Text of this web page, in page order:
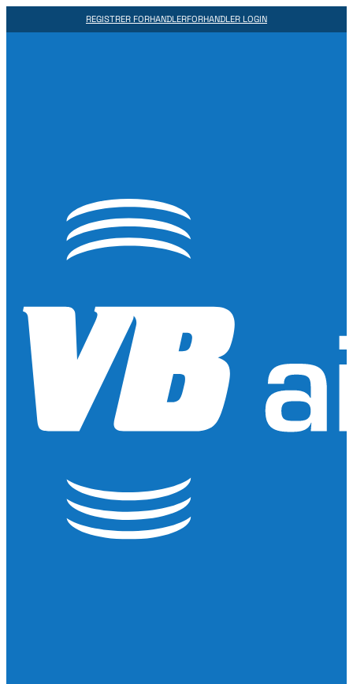
REGISTRER FORHANDLERFORHANDLER LOGIN